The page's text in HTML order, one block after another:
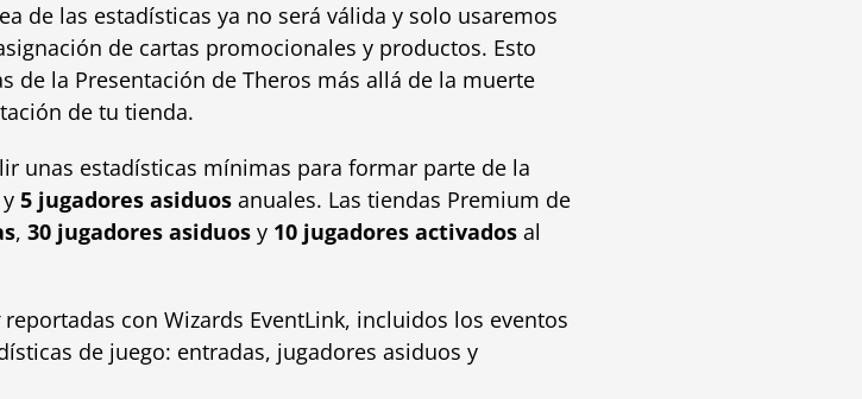
de las estadísticas ya no será válida y solo usaremos
de cartas promocionales y productos. Esto
de la Presentación de Theros más allá de la muerte
de tu tienda.
unas estadísticas mínimas para formar parte de la
y 5 jugadores asiduos anuales. Las tiendas Premium de
, 30 jugadores asiduos y 10 jugadores activados al
reportadas con Wizards EventLink, incluidos los eventos
de juego: entradas, jugadores asiduos y